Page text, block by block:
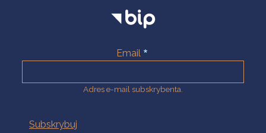
Email
Adres e-mail subskrybenta.